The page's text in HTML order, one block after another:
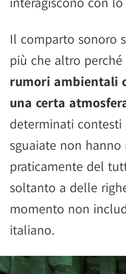
Il comparto sonoro
più che altro perché
rumori ambientali
una certa
determinati contesti
sguaiate non hanno
praticamente del
soltanto a delle
momento non
italiano.